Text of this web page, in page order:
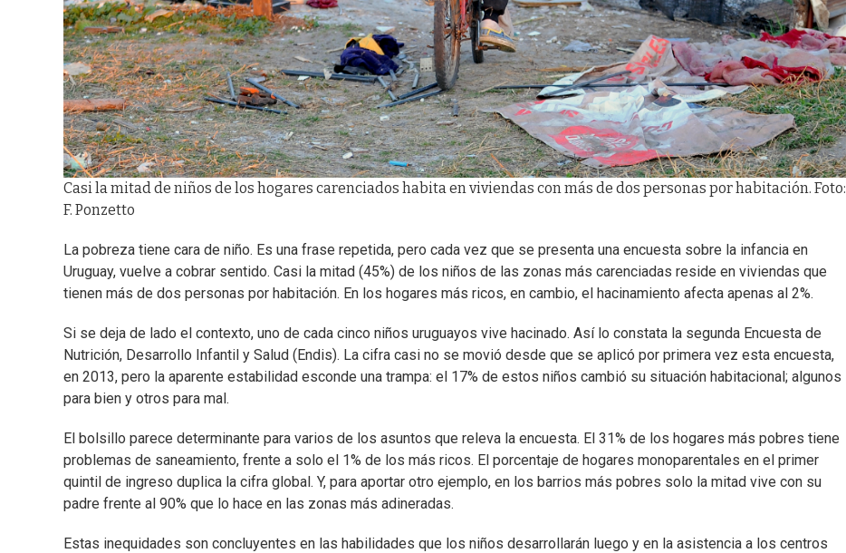
Casi la mitad de niños de los hogares carenciados habita en viviendas con más de dos personas por habitación. Foto:
F. Ponzetto
La pobreza tiene cara de niño. Es una frase repetida, pero cada vez que se presenta una encuesta sobre la infancia en
Uruguay, vuelve a cobrar sentido. Casi la mitad (45%) de los niños de las zonas más carenciadas reside en viviendas que
tienen más de dos personas por habitación. En los hogares más ricos, en cambio, el hacinamiento afecta apenas al 2%.
Si se deja de lado el contexto, uno de cada cinco niños uruguayos vive hacinado. Así lo constata la segunda Encuesta de
Nutrición, Desarrollo Infantil y Salud (Endis). La cifra casi no se movió desde que se aplicó por primera vez esta encuesta,
en 2013, pero la aparente estabilidad esconde una trampa: el 17% de estos niños cambió su situación habitacional; algunos
para bien y otros para mal.
El bolsillo parece determinante para varios de los asuntos que releva la encuesta. El 31% de los hogares más pobres tiene
problemas de saneamiento, frente a solo el 1% de los más ricos. El porcentaje de hogares monoparentales en el primer
quintil de ingreso duplica la cifra global. Y, para aportar otro ejemplo, en los barrios más pobres solo la mitad vive con su
padre frente al 90% que lo hace en las zonas más adineradas.
Estas inequidades son concluyentes en las habilidades que los niños desarrollarán luego y en la asistencia a los centros